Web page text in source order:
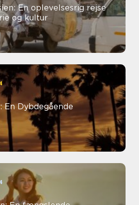
En oplevelsesrig rejse
og kultur
En Dybdegående